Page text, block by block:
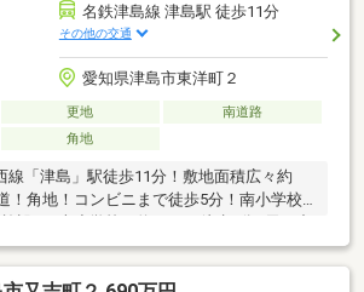
名鉄津島線 津島駅 徒歩11分
その他の交通
愛知県津島市東洋町２
更地
南道路
角地
線「津島」駅徒歩11分！敷地面積広々約
！角地！コンビニまで徒歩5分！南小学校
分■津島幼稚園 約740ｍ/徒歩10分■津島
ｍ/徒歩2分■フィール津島店 約970ｍ/